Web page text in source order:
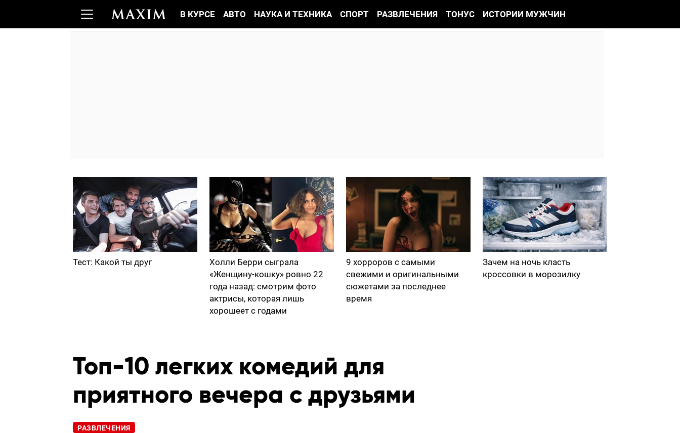
В КУРСЕ АВТО НАУКА И ТЕХНИКА СПОРТ РАЗВЛЕЧЕНИЯ ТОНУС ИСТОРИИ МУЖЧИН
Тест: Какой ты друг
Холли Берри сыграла
«Женщину-кошку» ровно 22
года назад: смотрим фото
актрисы, которая лишь
хорошеет с годами
9 хорроров с самыми
свежими и оригинальными
сюжетами за последнее
время
Зачем на ночь класть
кроссовки в морозилку
Топ-10 легких комедий для
приятного вечера с друзьями
РАЗВЛЕЧЕНИЯ